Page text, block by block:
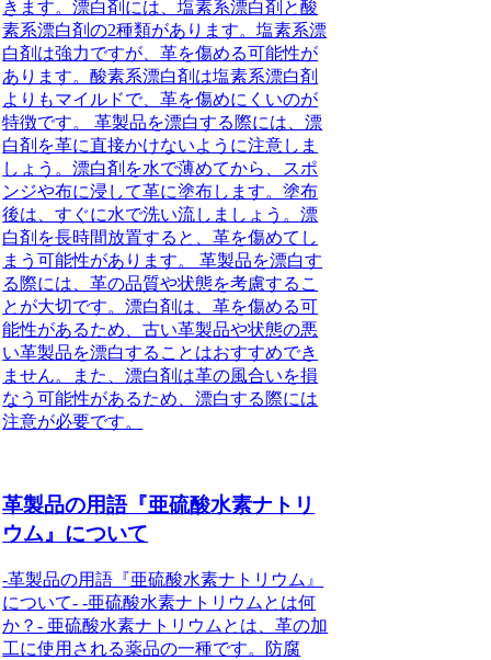
きます。漂白剤には、塩素系漂白剤と酸
素系漂白剤の2種類があります。塩素系漂
白剤は強力ですが、革を傷める可能性が
あります。酸素系漂白剤は塩素系漂白剤
よりもマイルドで、革を傷めにくいのが
特徴です。 革製品を漂白する際には、漂
白剤を革に直接かけないように注意しま
しょう。漂白剤を水で薄めてから、スポ
ンジや布に浸して革に塗布します。塗布
後は、すぐに水で洗い流しましょう。漂
白剤を長時間放置すると、革を傷めてし
まう可能性があります。 革製品を漂白す
る際には、革の品質や状態を考慮するこ
とが大切です。漂白剤は、革を傷める可
能性があるため、古い革製品や状態の悪
い革製品を漂白することはおすすめでき
ません。また、漂白剤は革の風合いを損
なう可能性があるため、漂白する際には
注意が必要です。
革製品の用語『亜硫酸水素ナトリ
ウム』について
-革製品の用語『亜硫酸水素ナトリウム』
について- -亜硫酸水素ナトリウムとは何
か？- 亜硫酸水素ナトリウムとは、革の加
工に使用される薬品の一種です。防腐